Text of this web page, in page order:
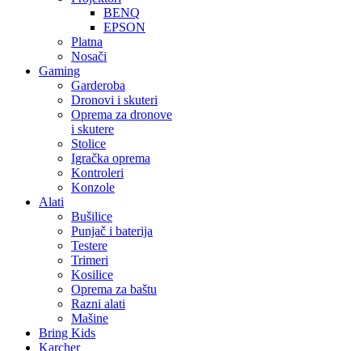
BENQ
EPSON
Platna
Nosači
Gaming
Garderoba
Dronovi i skuteri
Oprema za dronove
i skutere
Stolice
Igračka oprema
Kontroleri
Konzole
Alati
Bušilice
Punjač i baterija
Testere
Trimeri
Kosilice
Oprema za baštu
Razni alati
Mašine
Bring Kids
Karcher